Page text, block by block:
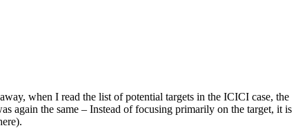
when I read the list of potential targets in the ICICI case, the
again the same – Instead of focusing primarily on the target, it is